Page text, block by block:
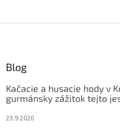
Blog
Kačacie a husacie hody v
gurmánsky zážitok tejto
23.9.2020